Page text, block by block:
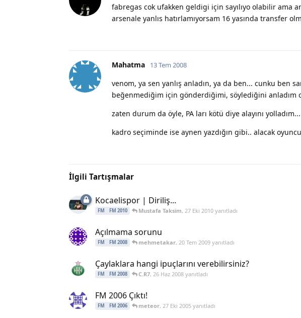
fabregas cok ufakken geldigi için sayılıyo olabilir ama
arsenale yanlıs hatırlamıyorsam 16 yasında transfer
Mahatma 13 Tem 2008
venom, ya sen yanlış anladın, ya da ben... cunku ben
beğenmediğim için gönderdiğimi, söylediğini anladım
zaten durum da öyle, PA ları kötü diye alayını yolladım...
kadro seçiminde ise aynen yazdığın gibi.. alacak
İlgili Tartışmalar
Kocaelispor | Diriliş...
FM FM 2010 Mustafa Taksim, 27 Eki 2010yanıtladı
Açılmama sorunu
FM FM 2008 mehmetakar, 20 Tem 2009yanıtladı
Çaylaklara hangi ipuçlarını verebilirsiniz?
FM FM 2008 C.R7, 26 Haz 2008yanıtladı
FM 2006 Çıktı!
FM FM 2006 meteor, 27 Eki 2005yanıtladı